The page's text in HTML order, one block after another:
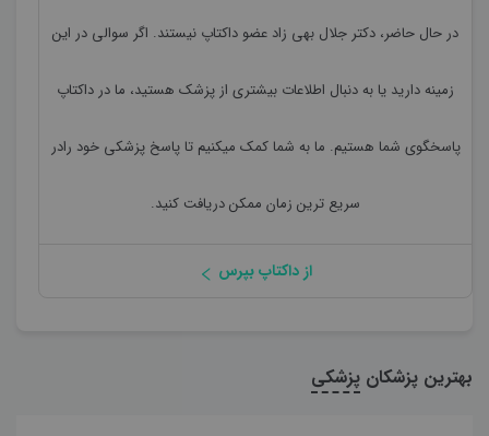
در حال حاضر، دکتر جلال بهی زاد عضو داکتاپ نیستند. اگر سوالی در این
زمینه دارید یا به دنبال اطلاعات بیشتری از پزشک هستید، ما در داکتاپ
پاسخگوی شما هستیم. ما به شما کمک میکنیم تا پاسخ پزشکی خود رادر
سریع ترین زمان ممکن دریافت کنید.
از داکتاپ بپرس
بهترین پزشکان پزشکی